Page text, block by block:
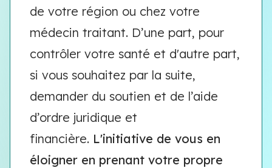
de votre région ou chez votre
médecin traitant. D’une part, pour
contrôler votre santé et d'autre part,
si vous souhaitez par la suite,
demander du soutien et de l’aide
d’ordre juridique et
financière. L'initiative de vous en
éloigner en prenant votre propre